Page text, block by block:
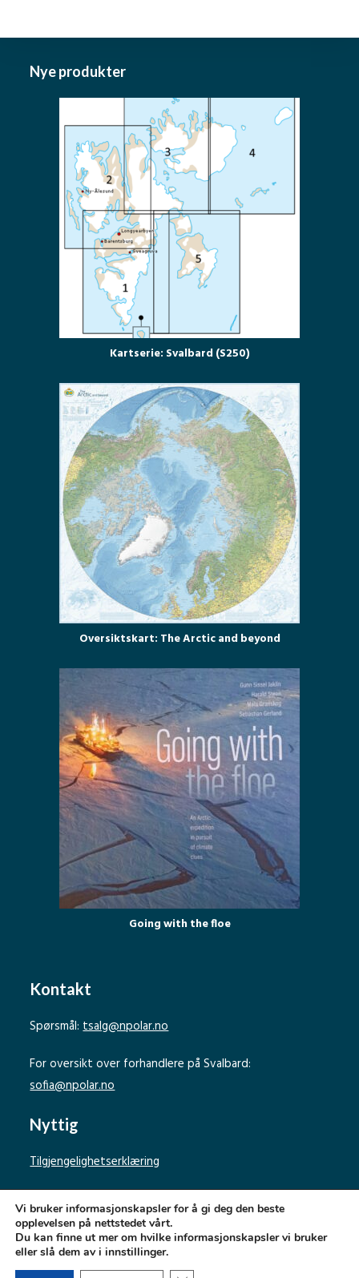
Nye produkter
Kartserie: Svalbard (S250)
Oversiktskart: The Arctic and beyond
Going with the floe
Kontakt
Spørsmål:tsalg@npolar.no
For oversikt over forhandlere på Svalbard:
sofia@npolar.no
Nyttig
Tilgjengelighetserklæring
Personvernerklæring
Vi bruker informasjonskapsler for å gi deg den beste
opplevelsen på nettstedet vårt.
Du kan finne ut mer om hvilke informasjonskapsler vi bruker
eller slå dem av i innstillinger.